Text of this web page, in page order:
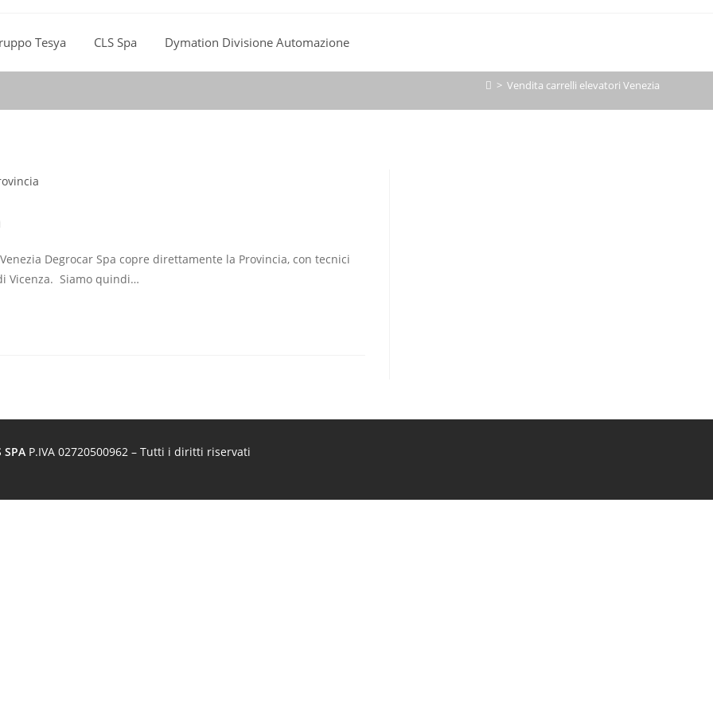
Tesya CLS Spa Dymation Divisione Automazione
> Vendita carrelli elevatori Venezia
Degrocar Spa copre direttamente la Provincia, con tecnici
Vicenza. Siamo quindi…
SPA P.IVA 02720500962 – Tutti i diritti riservati